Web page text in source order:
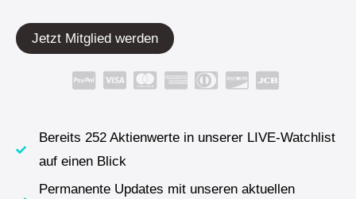
Jetzt Mitglied werden
Bereits 252 Aktienwerte in unserer LIVE-Watchlist
auf einen Blick
Permanente Updates mit unseren aktuellen